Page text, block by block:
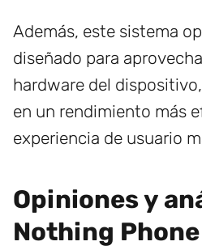
Además, este sistema
diseñado para
hardware del
en un rendimiento más
experiencia de usuario
Opiniones y
Nothing